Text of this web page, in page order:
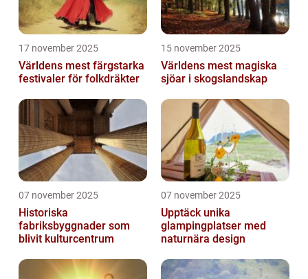
17 november 2025
Världens mest färgstarka
festivaler för folkdräkter
15 november 2025
Världens mest magiska
sjöar i skogslandskap
07 november 2025
Historiska
fabriksbyggnader som
blivit kulturcentrum
07 november 2025
Upptäck unika
glampingplatser med
naturnära design